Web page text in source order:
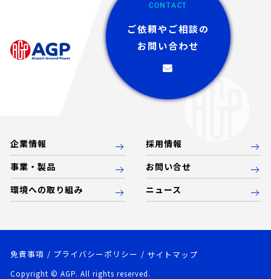
CONTACT
ご依頼やご相談の
お問い合わせ
企業情報
事業・製品
環境への取り組み
ニュース
採用情報
お問い合せ
免責事項 プライバシーポリシー サイトマップ
Copyright © AGP. All rights reserved.